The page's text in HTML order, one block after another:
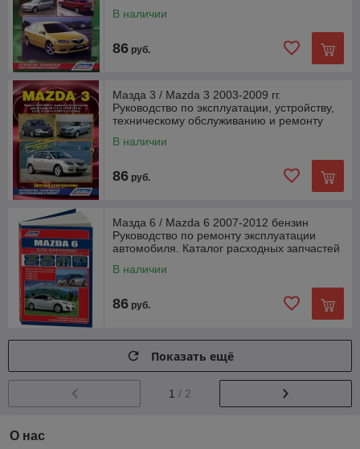
В наличии
86 руб.
Мазда 3 / Mazda 3 2003-2009 гг.
Руководство по эксплуатации, устройству,
техническому обслуживанию и ремонту
В наличии
86 руб.
Мазда 6 / Mazda 6 2007-2012 бензин
Руководство по ремонту эксплуатации
автомобиля. Каталог расходных запчастей
В наличии
86 руб.
Показать ещё
1 / 2
О нас